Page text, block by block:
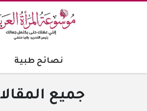
نصائح طبية
جميع